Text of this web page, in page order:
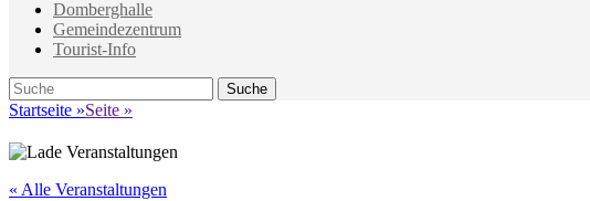
Domberghalle
Gemeindezentrum
Tourist-Info
Suche
Suche
nach:
Startseite »Seite »
« Alle Veranstaltungen